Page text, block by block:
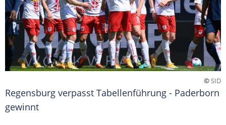
©SID
Regensburg verpasst Tabellenführung - Paderborn
gewinnt